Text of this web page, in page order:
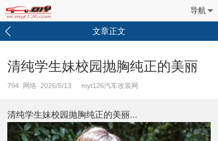
导航
文章正文
清纯学生妹校园抛胸纯正的美丽
794 网络 2026/5/13 myt126汽车改装网
清纯学生妹校园抛胸纯正的美丽...